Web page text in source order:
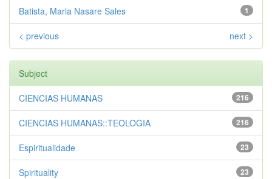
1
Batista, Maria Nasare Sales
< previous next >
Subject
216
CIENCIAS HUMANAS
216
CIENCIAS HUMANAS::TEOLOGIA
23
Espiritualidade
23
Spirituality